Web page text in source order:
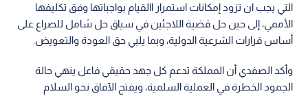
التي يجب ان تزود إمكانات استمرار االقيام بواجباتها وفق تكليفها
الأممي، إلى حين حل قضية اللاجئين في سياق حل شامل للصراع على
أساس قرارات الشرعية الدولية، وبما يلبي حق العودة والتعويض.
وأكد الصفدي أن المملكة تدعم كل جهد حقيقي فاعل ينهي حالة
الجمود الخطرة في العملية السلمية، ويفتح الآفاق نحو السلام